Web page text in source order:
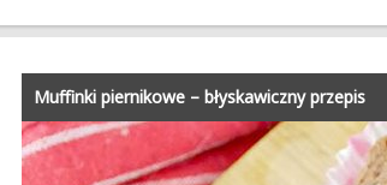
Muffinki piernikowe – błyskawiczny przepis